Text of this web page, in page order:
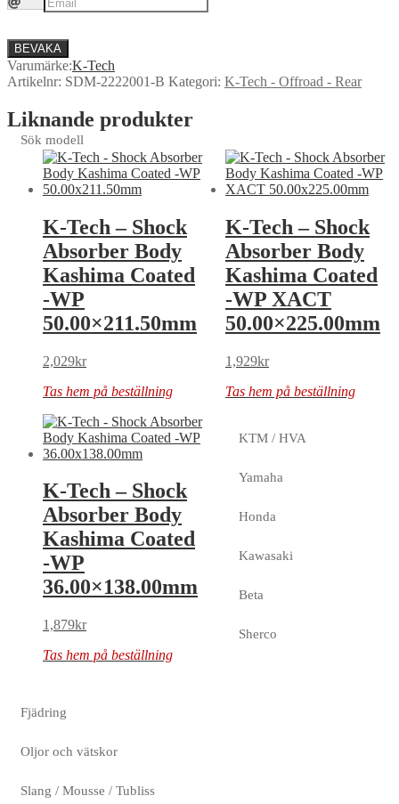
BEVAKA
Varumärke:K-Tech
Artikelnr: SDM-2222001-B Kategori: K-Tech - Offroad - Rear
Liknande produkter
K-Tech – Shock
Absorber Body
Kashima Coated
-WP
50.00×211.50mm
2,029kr
Tas hem på beställning
K-Tech – Shock
Absorber Body
Kashima Coated
-WP XACT
50.00×225.00mm
1,929kr
Tas hem på beställning
K-Tech – Shock
Absorber Body
Kashima Coated
-WP
36.00×138.00mm
1,879kr
Tas hem på beställning
Sök modell
KTM / HVA
Yamaha
Honda
Kawasaki
Beta
Sherco
Fjädring
Oljor och vätskor
Slang / Mousse / Tubliss